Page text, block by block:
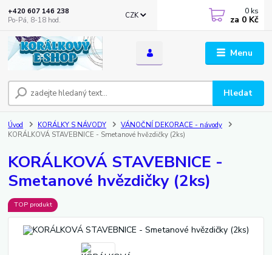
Menu
CZK
Hledat
+420 607 146 238
Po-Pá, 8-18 hod.
0 ks
za 0 Kč
Úvod KORÁLKY S NÁVODY
VÁNOČNÍ DEKORACE - návody
KORÁLKOVÁ STAVEBNICE - Smetanové hvězdičky (2ks)
KORÁLKOVÁ STAVEBNICE -
Smetanové hvězdičky (2ks)
TOP produkt